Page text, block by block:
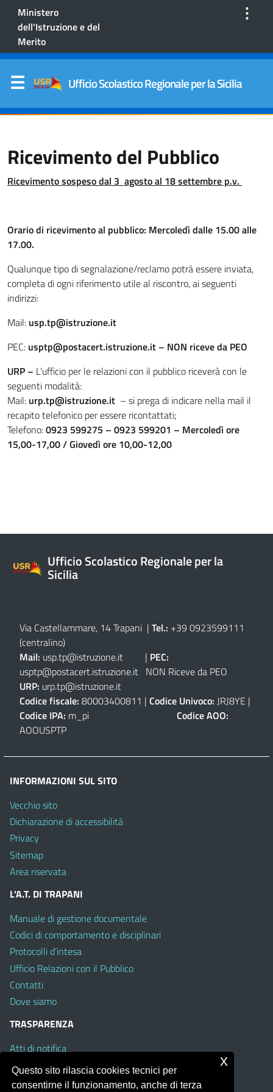
Ministero
dell'Istruzione e del
Merito
⋮
Ufficio Scolastico Regionale per la Sicilia
Ricevimento del Pubblico
Ricevimento sospeso dal 3 agosto al 18 settembre p.v.
Orario di ricevimento al pubblico: Mercoledì dalle 15.00 alle
17.00.
Qualunque tipo di segnalazione/reclamo potrà essere inviata,
completa di ogni riferimento utile al riscontro, ai seguenti
indirizzi:
Mail: usp.tp@istruzione.it
PEC: usptp@postacert.istruzione.it – NON riceve da PEO
URP – L’ufficio per le relazioni con il pubblico riceverà con le
seguenti modalità:
Mail: urp.tp@istruzione.it – si prega di indicare nella mail il
recapito telefonico per essere ricontattati;
Telefono:0923 599275 – 0923 599201 – Mercoledì ore
15,00-17,00 / Giovedì ore 10,00-12,00
Ufficio Scolastico Regionale per la
Sicilia
Via Castellammare, 14 Trapani | Tel.: +39 0923599111
(centralino)
Mail: usp.tp@istruzione.it | PEC:
usptp@postacert.istruzione.it NON Riceve da PEO
URP: urp.tp@istruzione.it
Codice fiscale: 80003400811 | Codice Univoco: JRJ8YE |
Codice IPA: m_pi Codice AOO:
AOOUSPTP
INFORMAZIONI SUL SITO
Vecchio sito
Dichiarazione di accessibilità
Privacy
Sitemap
Area riservata
L’A.T. DI TRAPANI
Manuale di gestione documentale
Codici di comportamento e disciplinari
Protocolli d’intesa
Ufficio Relazioni con il Pubblico
Contatti
Dove siamo
TRASPARENZA
Atti di notifica
Albo on line
Amministrazione Trasparente
Questo sito rilascia cookies tecnici per
consentirne il funzionamento, anche di terza
x